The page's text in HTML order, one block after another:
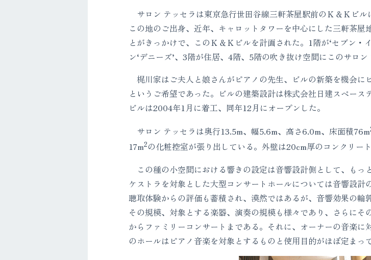
サロン テッセラは東京急行世田谷線三軒茶屋駅前のＫ＆Ｋビ
この地のご出身、近年、キャロットタワーを中心にした三軒茶
とがきっかけで、このＫ＆Ｋビルを計画された。1階が‘セブン・
ン‘デニーズ’、3階が住居、4階、5階の吹き抜け空間にこのサロン
梶川家はご夫人と娘さんがピアノの先生、ビルの新築を機会
というご希望であった。ビルの建築設計は株式会社日建スペー
ビルは2004年1月に着工、同年12月にオープンした。
サロン テッセラは奥行13.5m、幅5.6m、高さ6.0m、床面積76m
17m2の化粧控室が張り出している。外壁は20cm厚のコンクリー
この種の小空間における響きの設定は音響設計側として、も
ケストラを対象とした大型コンサートホールについては音響設
聴取体験からの評価も蓄積され、漠然ではあるが、音響効果の輪
その規模、対象とする楽器、演奏の規模も様々であり、さらに
からファミリーコンサートまである。それに、オーナーの音楽
のホールはピアノ音楽を対象とするものと使用目的がほぼ定まっ